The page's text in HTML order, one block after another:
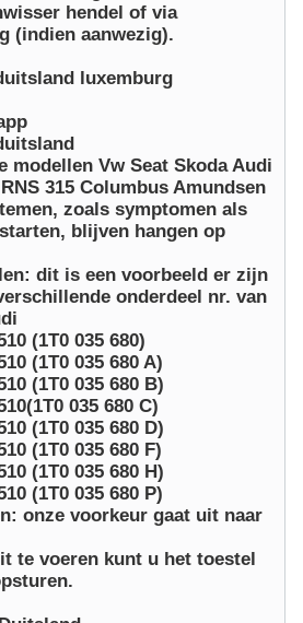
hendel of via
(indien aanwezig).
luxemburg
modellen Vw Seat Skoda Audi
315 Columbus Amundsen
zoals symptomen als
blijven hangen op
dit is een voorbeeld er zijn
onderdeel nr. van
(1T0 035 680)
(1T0 035 680 A)
(1T0 035 680 B)
035 680 C)
(1T0 035 680 D)
(1T0 035 680 F)
(1T0 035 680 H)
(1T0 035 680 P)
onze voorkeur gaat uit naar
te voeren kunt u het toestel